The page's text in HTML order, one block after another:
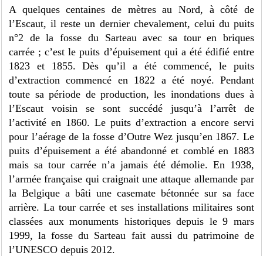
A quelques centaines de mètres au Nord, à côté de
l’Escaut, il reste un dernier chevalement, celui du puits
n°2 de la fosse du Sarteau avec sa tour en briques
carrée ; c’est le puits d’épuisement qui a été édifié entre
1823 et 1855. Dès qu’il a été commencé, le puits
d’extraction commencé en 1822 a été noyé. Pendant
toute sa période de production, les inondations dues à
l’Escaut voisin se sont succédé jusqu’à l’arrêt de
l’activité en 1860. Le puits d’extraction a encore servi
pour l’aérage de la fosse d’Outre Wez jusqu’en 1867. Le
puits d’épuisement a été abandonné et comblé en 1883
mais sa tour carrée n’a jamais été démolie. En 1938,
l’armée française qui craignait une attaque allemande par
la Belgique a bâti une casemate bétonnée sur sa face
arrière. La tour carrée et ses installations militaires sont
classées aux monuments historiques depuis le 9 mars
1999, la fosse du Sarteau fait aussi du patrimoine de
l’UNESCO depuis 2012.